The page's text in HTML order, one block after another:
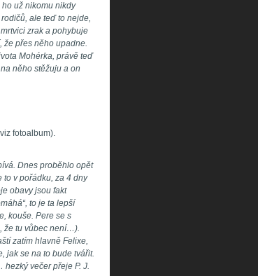
už nikomu nikdy
ale teď to nejde,
zrak a pohybuje
že přes něho upadne.
Mohérka, právě teď
něho stěžuju a on
fotoalbum).
Dnes proběhlo opět
to v pořádku, za 4 dny
obavy jsou fakt
to je ta lepší
kouše. Pere se s
že tu vůbec není…).
zatím hlavně Felixe,
jak se na to bude tvářit.
hezký večer přeje P. J.